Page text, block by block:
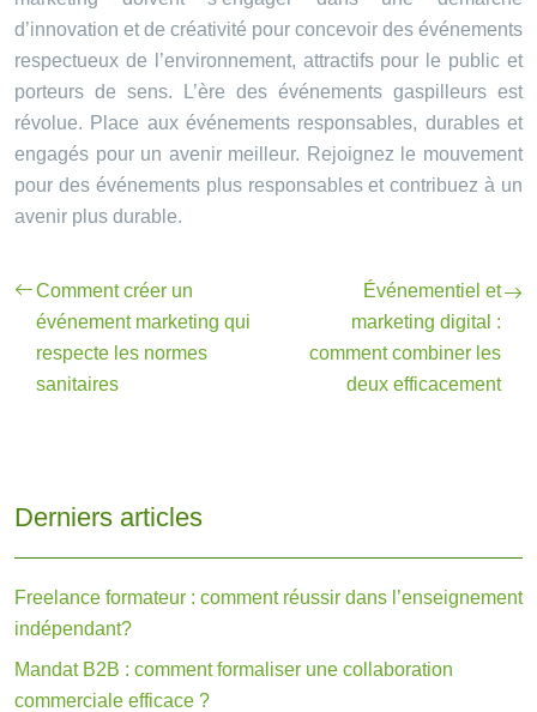
d’innovation et de créativité pour concevoir des événements
respectueux de l’environnement, attractifs pour le public et
porteurs de sens. L’ère des événements gaspilleurs est
révolue. Place aux événements responsables, durables et
engagés pour un avenir meilleur. Rejoignez le mouvement
pour des événements plus responsables et contribuez à un
avenir plus durable.
Comment créer un
événement marketing qui
respecte les normes
sanitaires
Événementiel et
marketing digital :
comment combiner les
deux efficacement
Derniers articles
Freelance formateur : comment réussir dans l’enseignement
indépendant?
Mandat B2B : comment formaliser une collaboration
commerciale efficace ?